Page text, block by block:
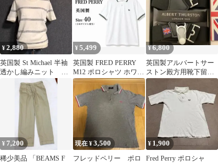
¥2,880
英国製 St Michael 半袖
透かし編みニット ビ
ンテージ
¥5,499
英国製 FRED PERRY
M12 ポロシャツ ホワイ
ト サイズL 綿100％
¥6,800
英国製アルバートサー
ストン殿方用靴下留め
ソックサスペンダー黒
¥ 7,200
稀少美品 「BEAMS F
現在 ¥3,500
フレッドペリー ポロ
¥ 1,900
Fred Perry ポロシャ